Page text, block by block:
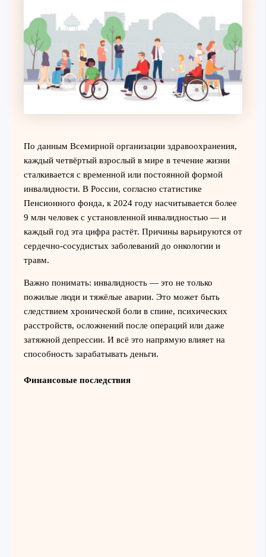
По данным Всемирной организации здравоохранения,
каждый четвёртый взрослый в мире в течение жизни
сталкивается с временной или постоянной формой
инвалидности. В России, согласно статистике
Пенсионного фонда, к 2024 году насчитывается более
9 млн человек с установленной инвалидностью — и
каждый год эта цифра растёт. Причины варьируются от
сердечно-сосудистых заболеваний до онкологии и
травм.
Важно понимать: инвалидность — это не только
пожилые люди и тяжёлые аварии. Это может быть
следствием хронической боли в спине, психических
расстройств, осложнений после операций или даже
затяжной депрессии. И всё это напрямую влияет на
способность зарабатывать деньги.
Финансовые последствия